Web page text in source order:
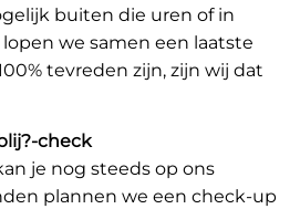
buiten die uren of in
lopen we samen een laatste
tevreden zijn, zijn wij dat
check
je nog steeds op ons
plannen we een check-up